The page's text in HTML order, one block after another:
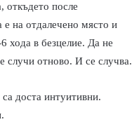
откъдето после
на отдалечено място и
хода в безцелие. Да не
случи отново. И се случва.
доста интуитивни.